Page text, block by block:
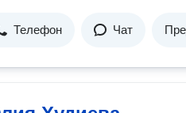
Телефон Чат